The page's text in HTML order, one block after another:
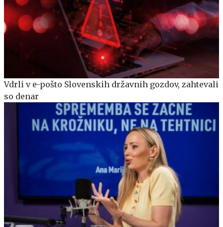
Vdrli v e-pošto Slovenskih državnih gozdov, zahtevali
so denar